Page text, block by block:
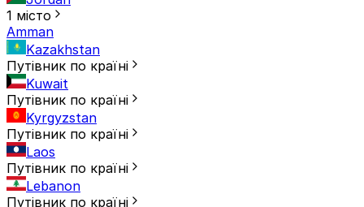
1 місто
Amman
Kazakhstan
Путівник по країні
Kuwait
Путівник по країні
Kyrgyzstan
Путівник по країні
Laos
Путівник по країні
Lebanon
Путівник по країні